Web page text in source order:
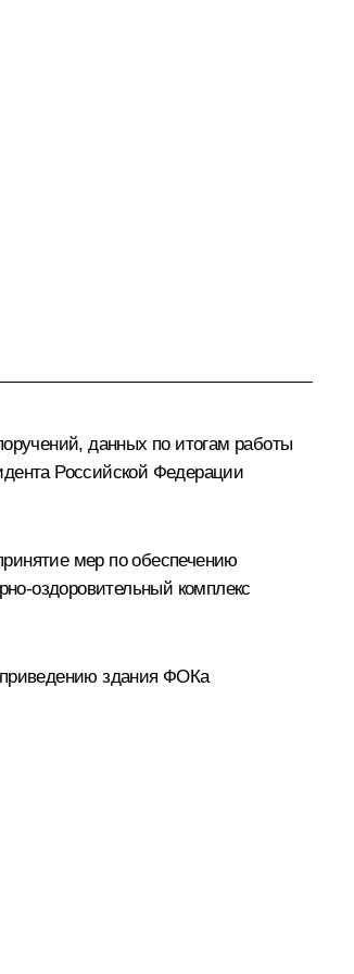
данных по итогам работы
Российской Федерации
мер по обеспечению
оздоровительный комплекс
приведению здания ФОКа